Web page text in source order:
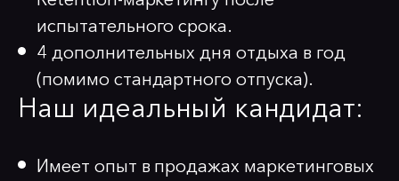
испытательного срока.
4 дополнительных дня отдыха в год
(помимо стандартного отпуска).
Наш идеальный кандидат:
Имеет опыт в продажах маркетинговых